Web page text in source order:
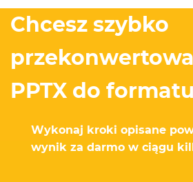
Chcesz szybko
PPTX do
Wykonaj kroki opisane
wynik za darmo w ciągu